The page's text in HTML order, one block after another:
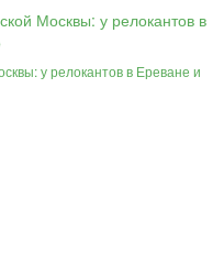
у релокантов в Ереване и